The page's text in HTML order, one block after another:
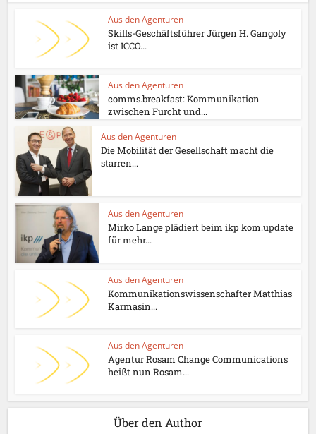
Aus den Agenturen
Skills-Geschäftsführer Jürgen H. Gangoly
ist ICCO...
Aus den Agenturen
comms.breakfast: Kommunikation
zwischen Furcht und...
Aus den Agenturen
Die Mobilität der Gesellschaft macht die
starren...
Aus den Agenturen
Mirko Lange plädiert beim ikp kom.update
für mehr...
Aus den Agenturen
Kommunikationswissenschafter Matthias
Karmasin...
Aus den Agenturen
Agentur Rosam Change Communications
heißt nun Rosam...
Über den Author